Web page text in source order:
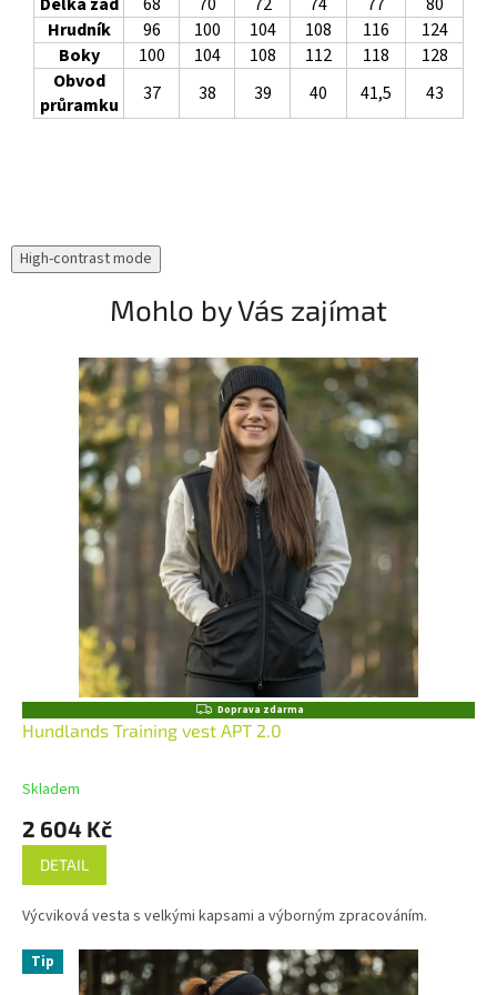
Hrudník
96 100 104 108 116
124
Boky
100 104 108 112 118
128
Obvod
průramku
37 38 39 40 41,5 43
High-contrast mode
Mohlo by Vás zajímat
Z
D
A
Doprava zdarma
Hundlands Training vest APT 2.0
Skladem
2 604 Kč
DETAIL
Výcviková vesta s velkými kapsami a výborným zpracováním.
Tip